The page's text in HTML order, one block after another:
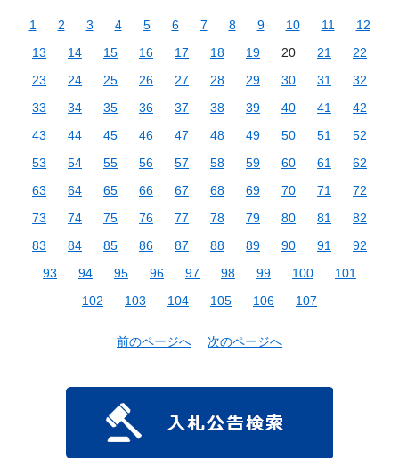
1 2 3 4 5 6 7 8 9 10 11
12
13
14 15 16 17 18 19 20 21
22
23
24 25 26 27 28 29 30 31
32
33
34 35 36 37 38 39 40 41
42
43
44 45 46 47 48 49 50 51
52
53
54 55 56 57 58 59 60 61
62
63
64 65 66 67 68 69 70 71
72
73
74 75 76 77 78 79 80 81
82
83
84 85 86 87 88 89 90 91
92
93
94 95 96 97 98 99 100
101
102
103 104 105 106 107
前のページへ 次のページへ